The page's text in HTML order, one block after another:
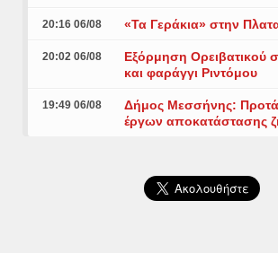
20:16 06/08 «Τα Γεράκια» στην
20:02 06/08
Εξόρμηση Ορειβατικού
και φαράγγι Ριντόμου
19:49 06/08
Δήμος Μεσσήνης:
έργων αποκατάστασης